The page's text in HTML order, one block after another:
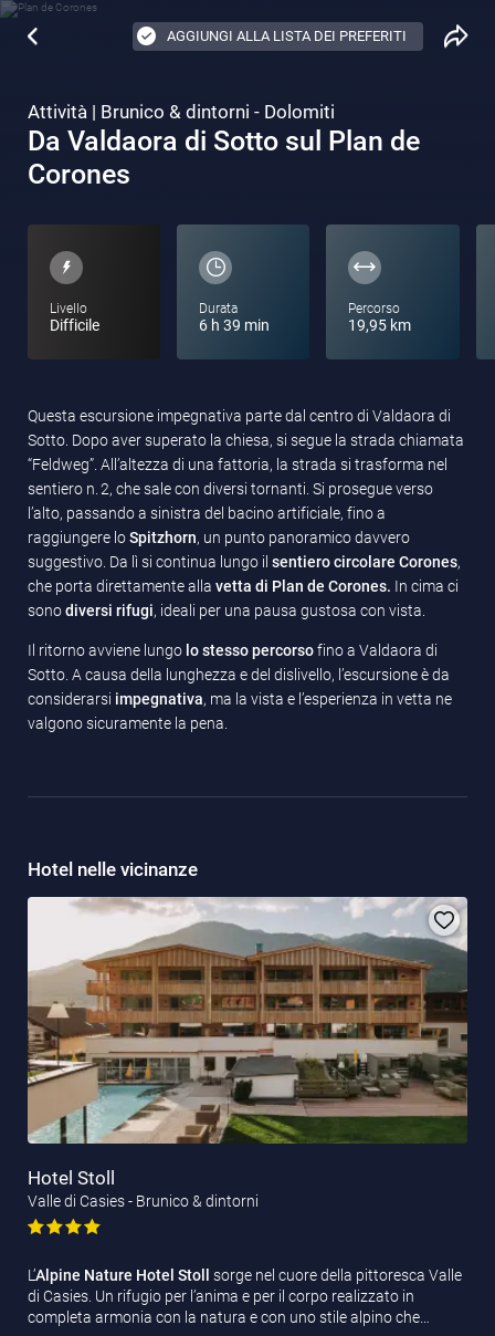
AGGIUNGI ALLA LISTA DEI PREFERITI
Attività | Brunico & dintorni - Dolomiti
Da Valdaora di Sotto sul Plan de
Corones
Livello
Difficile
Durata
6 h 39 min
Percorso
19,95 km
Questa escursione impegnativa parte dal centro di Valdaora di
Sotto. Dopo aver superato la chiesa, si segue la strada chiamata
“Feldweg”. All’altezza di una fattoria, la strada si trasforma nel
sentiero n. 2, che sale con diversi tornanti. Si prosegue verso
l’alto, passando a sinistra del bacino artificiale, fino a
raggiungere loSpitzhorn, un punto panoramico davvero
suggestivo. Da lì si continua lungo il sentiero circolare Corones,
che porta direttamente alla vetta di Plan de Corones. In cima ci
sonodiversi rifugi, ideali per una pausa gustosa con vista.
Il ritorno avviene lungo lo stesso percorsofino a Valdaora di
Sotto. A causa della lunghezza e del dislivello, l’escursione è da
considerarsi impegnativa, ma la vista e l’esperienza in vetta ne
valgono sicuramente la pena.
Hotel nelle vicinanze
Hotel Stoll
Valle di Casies - Brunico & dintorni
L’Alpine Nature Hotel Stoll
sorge nel cuore della pittoresca Valle
di Casies. Un rifugio per l’anima e per il corpo realizzato in
completa armonia con la natura e con uno stile alpino che…